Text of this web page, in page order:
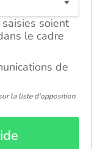
soient
le cadre
de
la liste d'opposition